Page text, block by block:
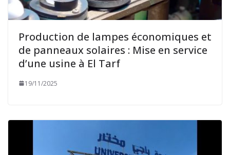
Production de lampes économiques et
de panneaux solaires : Mise en service
d’une usine à El Tarf
19/11/2025